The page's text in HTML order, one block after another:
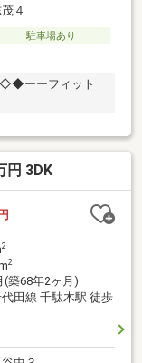
４
駐車場あり
フィット
京メトロ
で徒歩18分。(2)
。小学校徒歩3
話が弾む対面式
(4)玄関にはシュー
り収納できます。
生面に配慮されて
られています。
円 3DK
2
2
(築68年2ヶ月)
田線 千駄木駅 徒歩